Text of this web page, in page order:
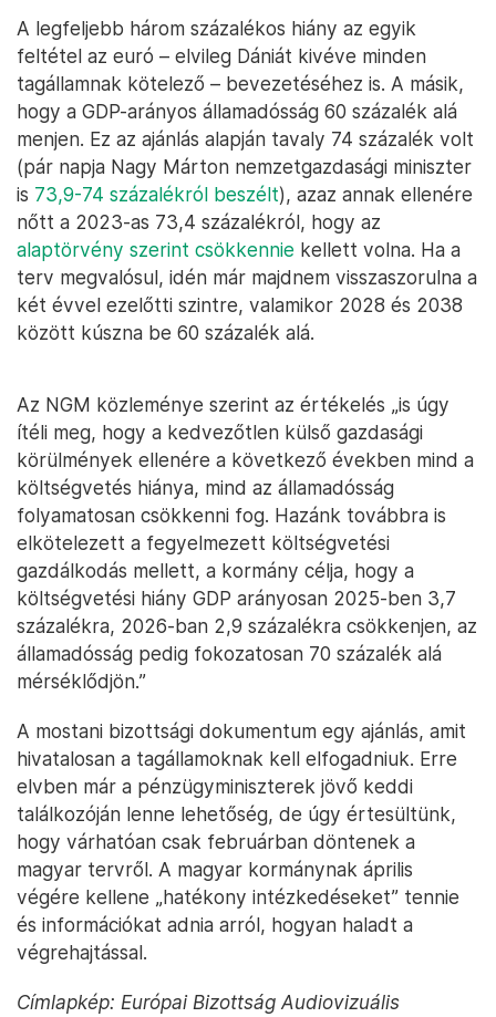
A legfeljebb három százalékos hiány az egyik
feltétel az euró – elvileg Dániát kivéve minden
tagállamnak kötelező – bevezetéséhez is. A másik,
hogy a GDP-arányos államadósság 60 százalék alá
menjen. Ez az ajánlás alapján tavaly 74 százalék volt
(pár napja Nagy Márton nemzetgazdasági miniszter
is 73,9-74 százalékról beszélt), azaz annak ellenére
nőtt a 2023-as 73,4 százalékról, hogy az
alaptörvény szerint csökkennie kellett volna. Ha a
terv megvalósul, idén már majdnem visszaszorulna a
két évvel ezelőtti szintre, valamikor 2028 és 2038
között kúszna be 60 százalék alá.
Az NGM közleménye szerint az értékelés „is úgy
ítéli meg, hogy a kedvezőtlen külső gazdasági
körülmények ellenére a következő években mind a
költségvetés hiánya, mind az államadósság
folyamatosan csökkenni fog. Hazánk továbbra is
elkötelezett a fegyelmezett költségvetési
gazdálkodás mellett, a kormány célja, hogy a
költségvetési hiány GDP arányosan 2025-ben 3,7
százalékra, 2026-ban 2,9 százalékra csökkenjen, az
államadósság pedig fokozatosan 70 százalék alá
mérséklődjön.”
A mostani bizottsági dokumentum egy ajánlás, amit
hivatalosan a tagállamoknak kell elfogadniuk. Erre
elvben már a pénzügyminiszterek jövő keddi
találkozóján lenne lehetőség, de úgy értesültünk,
hogy várhatóan csak februárban döntenek a
magyar tervről. A magyar kormánynak április
végére kellene „hatékony intézkedéseket” tennie
és információkat adnia arról, hogyan haladt a
végrehajtással.
Címlapkép: Európai Bizottság Audiovizuális